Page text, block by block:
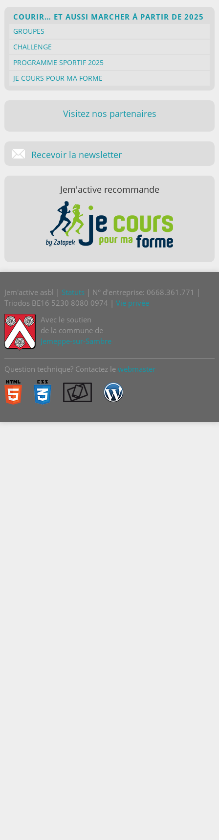
COURIR… ET AUSSI MARCHER À PARTIR DE 2025
GROUPES
CHALLENGE
PROGRAMME SPORTIF 2025
JE COURS POUR MA FORME
Visitez nos partenaires
Recevoir la newsletter
Jem'active recommande
Jem'active asbl | Statuts| N° d'entreprise: 0668.361.771 |
Triodos BE16 5230 8080 0974 | Vie privée
Avec le soutien
de la commune de
Jemeppe-sur-Sambre
Question technique? Contactez le webmaster